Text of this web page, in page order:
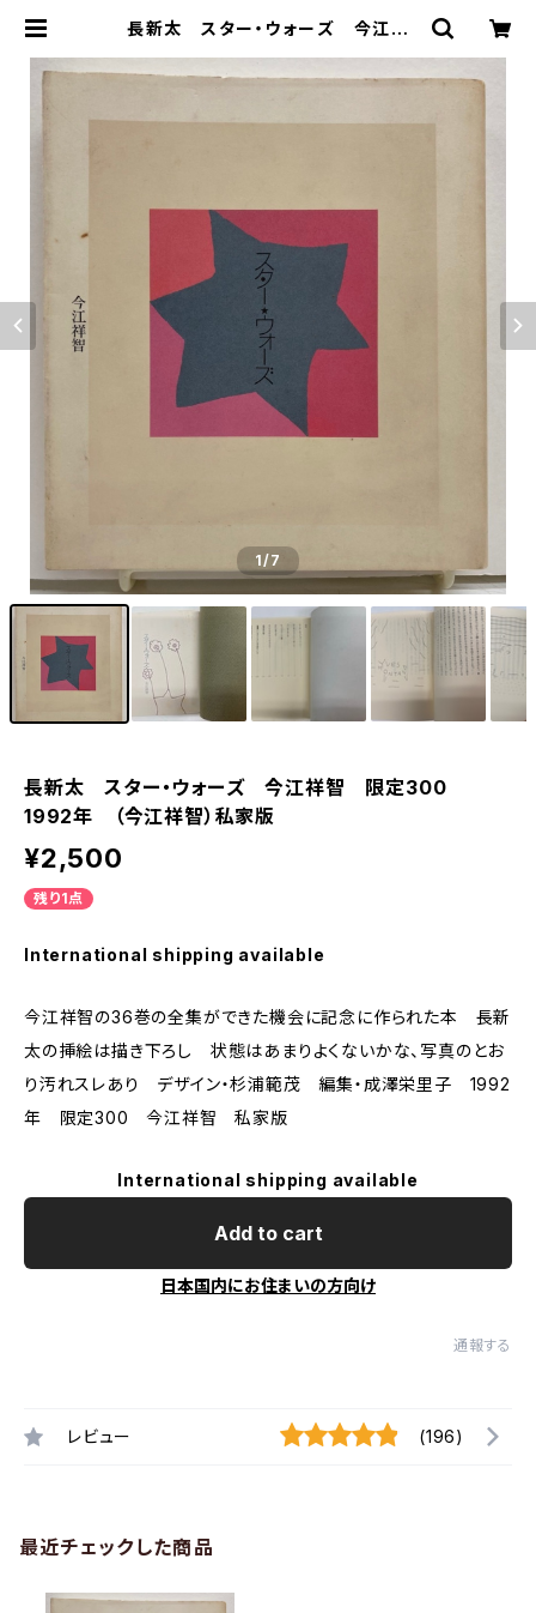
長新太 スター・ウォーズ 今江祥
1/7
長新太 スター・ウォーズ 今江祥智 限定300
1992年 （今江祥智）私家版
¥2,500
残り1点
International shipping available
今江祥智の36巻の全集ができた機会に記念に作られた本 長新
太の挿絵は描き下ろし 状態はあまりよくないかな、写真のとお
り汚れスレあり デザイン・杉浦範茂 編集・成澤栄里子 1992
年 限定300 今江祥智 私家版
International shipping available
Add to cart
日本国内にお住まいの方向け
通報する
レビュー (196)
最近チェックした商品